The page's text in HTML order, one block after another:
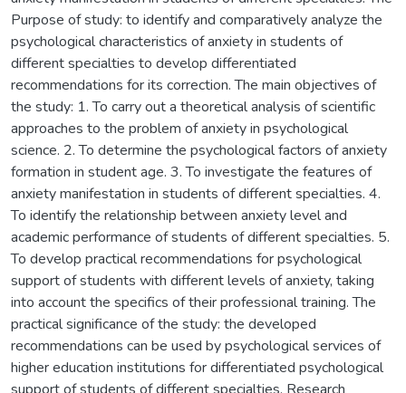
Purpose of study: to identify and comparatively analyze the
psychological characteristics of anxiety in students of
different specialties to develop differentiated
recommendations for its correction. The main objectives of
the study: 1. To carry out a theoretical analysis of scientific
approaches to the problem of anxiety in psychological
science. 2. To determine the psychological factors of anxiety
formation in student age. 3. To investigate the features of
anxiety manifestation in students of different specialties. 4.
To identify the relationship between anxiety level and
academic performance of students of different specialties. 5.
To develop practical recommendations for psychological
support of students with different levels of anxiety, taking
into account the specifics of their professional training. The
practical significance of the study: the developed
recommendations can be used by psychological services of
higher education institutions for differentiated psychological